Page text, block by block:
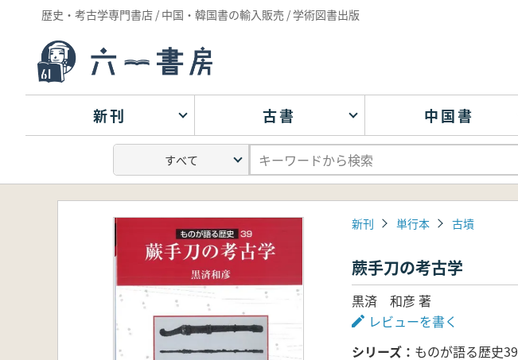
歴史・考古学専門書店 / 中国・韓国書の輸入販売 / 学術図書出版
新刊 古書 中国書
新刊 単行本 古墳
蕨手刀の考古学
黒済 和彦 著
レビューを書く
シリーズ
ものが語る歴史39